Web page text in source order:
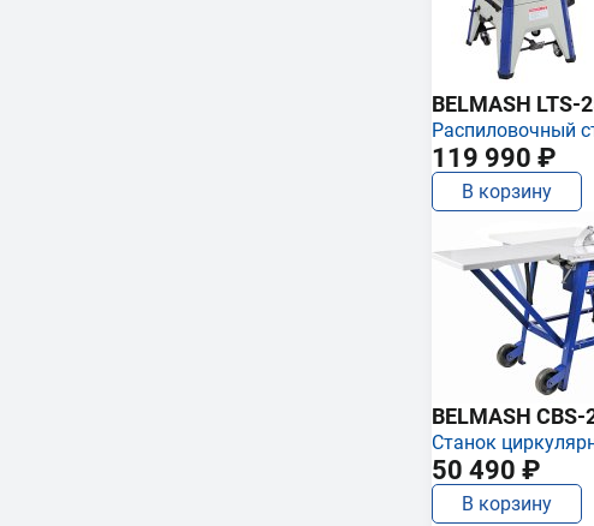
BELMASH LTS-
Распиловочный
119 990 ₽
В корзину
BELMASH CBS-
Станок
50 490 ₽
В корзину